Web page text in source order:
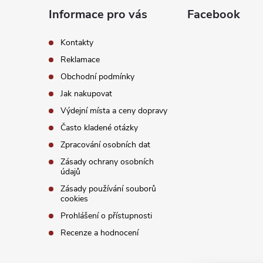
Informace pro vás
Kontakty
Reklamace
Obchodní podmínky
Jak nakupovat
Výdejní místa a ceny dopravy
Často kladené otázky
Zpracování osobních dat
Zásady ochrany osobních
údajů
Zásady používání souborů
cookies
Prohlášení o přístupnosti
Recenze a hodnocení
Facebook